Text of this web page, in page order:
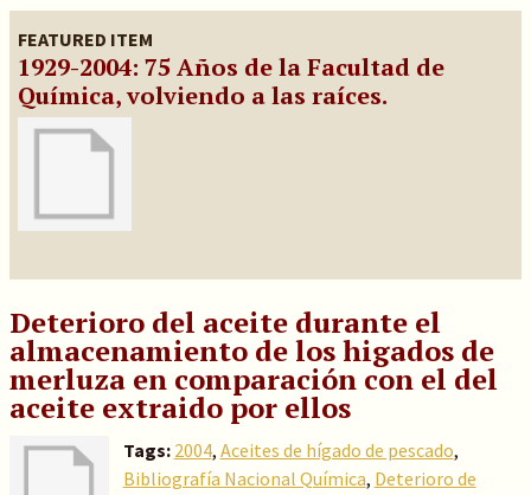
FEATURED ITEM
1929-2004: 75 Años de la Facultad de
Química, volviendo a las raíces.
Deterioro del aceite durante el
almacenamiento de los higados de
merluza en comparación con el del
aceite extraido por ellos
Tags: 2004, Aceites de hígado de pescado,
Bibliografía Nacional Química, Deterioro de